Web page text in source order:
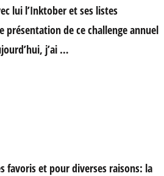
lui l’Inktober et ses listes
présentation de ce challenge annuel
j’ai …
favoris et pour diverses raisons: la